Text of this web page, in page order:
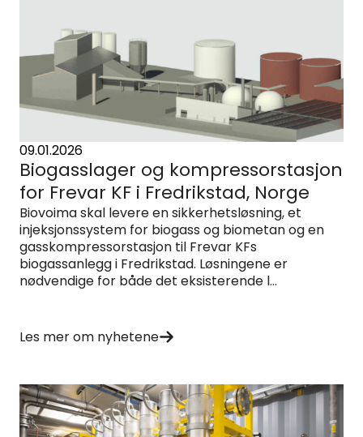
09.01.2026
Biogasslager og kompressorstasjon
for Frevar KF i Fredrikstad, Norge
Biovoima skal levere en sikkerhetsløsning, et
injeksjonssystem for biogass og biometan og en
gasskompressorstasjon til Frevar KFs
biogassanlegg i Fredrikstad. Løsningene er
nødvendige for både det eksisterende l...
Les mer om nyhetene